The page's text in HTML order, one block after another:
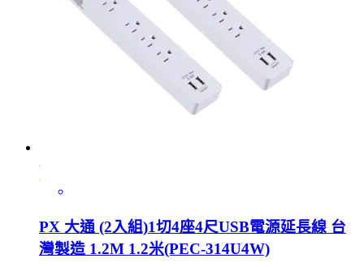
PX 大通 (2入組)1切4座4尺USB電源延長線 台
灣製造 1.2M 1.2米(PEC-314U4W)